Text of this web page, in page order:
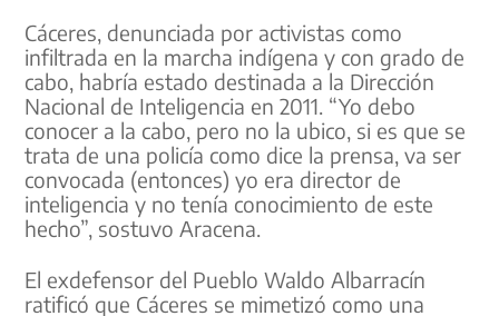
Cáceres, denunciada por activistas como
infiltrada en la marcha indígena y con grado de
cabo, habría estado destinada a la Dirección
Nacional de Inteligencia en 2011. “Yo debo
conocer a la cabo, pero no la ubico, si es que se
trata de una policía como dice la prensa, va ser
convocada (entonces) yo era director de
inteligencia y no tenía conocimiento de este
hecho”, sostuvo Aracena.
El exdefensor del Pueblo Waldo Albarracín
ratificó que Cáceres se mimetizó como una